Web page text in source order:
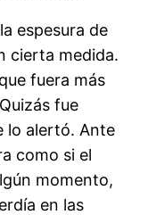
espesura de
cierta medida.
fuera más
fue
lo alertó. Ante
como si el
momento,
en las